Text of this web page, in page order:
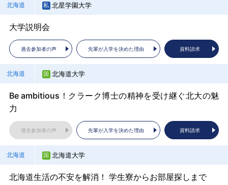
北海道 北星学園大学
大学説明会
過去参加者の声 先輩が入学を決めた理由 資料請求
北海道 北海道大学
Be ambitious！クラーク博士の精神を受け継ぐ北大の魅
力
過去参加者の声 先輩が入学を決めた理由 資料請求
北海道 北海道大学
北海道生活の不安を解消！ 学生寮からお部屋探しまで
人文社会科学部について
弘前大学 農学生命科学部
農学生命科学部について
青森県 弘前大学 理工学部
理工学部について
過去参加者の声 先輩が入学を決めた理由 資料請求
群馬大学
YOUは何しにグンダイへ？（教育学部学生トークライ
ブ）
過去参加者の声
群馬県 群馬大学
YOUは何しにグンダイへ？（情報学部学生トークライ
ブ）
過去参加者の声
群馬県 群馬大学
金沢大学理工学域へようこそ！
金沢大学
金沢大学の入試を知ろう！
石川県 金沢大学
金沢大学の魅力を知ろう！
過去参加者の声 先輩が入学を決めた理由 資料請求
愛知県 愛知学院大学
大学で学ぶって想像以上に面白い！アイガクの紹介LIVE
過去参加者の声 先輩が入学を決めた理由 資料請求
愛知県 中部大学
8学部27学科がワンキャンパスに集結する総合大学
豊橋技術科学大学
大学の魅力を伝えます！－"ギカダイ"ってどんな大学？－
京都府 京都大学
京都大学 大学概要説明会＋学部の特徴（理系編）
過去参加者の声 先輩が入学を決めた理由 資料請求
京都府 京都大学理学部
特色入試について
過去参加者の声 先輩が入学を決めた理由 資料請求
京都府 京都医療科学大学
大学紹介 ～病院で働く医療職の紹介～
学部の魅力・特色紹介と入試に関する説明
広島大学医学部保健学科
人を支え、医療を科学する。広島大学で拓く保健学
広島県 広島大学生物生産学部
農学部とも理学部ともちがう「生物生産学部」の魅力
過去参加者の声 先輩が入学を決めた理由 資料請求